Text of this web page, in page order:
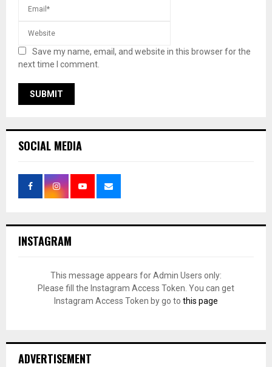
Save my name, email, and website in this browser for the
next time I comment.
SOCIAL MEDIA
INSTAGRAM
This message appears for Admin Users only:
Please fill the Instagram Access Token. You can get
Instagram Access Token by go to this page
ADVERTISEMENT